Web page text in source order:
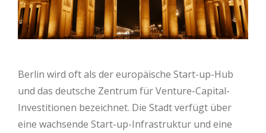
Berlin wird oft als der europäische Start-up-Hub
und das deutsche Zentrum für Venture-Capital-
Investitionen bezeichnet. Die Stadt verfügt über
eine wachsende Start-up-Infrastruktur und eine